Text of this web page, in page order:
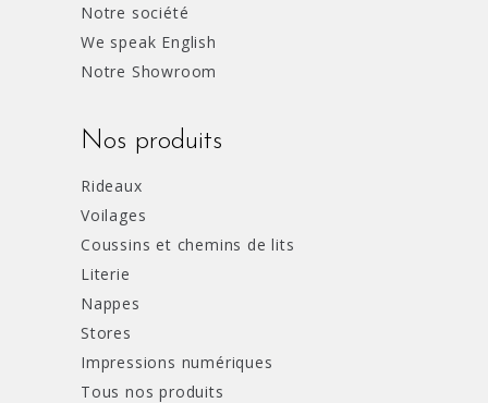
Notre société
We speak English
Notre Showroom
Nos produits
Rideaux
Voilages
Coussins et chemins de lits
Literie
Nappes
Stores
Impressions numériques
Tous nos produits